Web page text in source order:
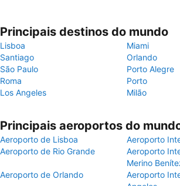
Principais destinos do mundo
Lisboa
Miami
Santiago
Orlando
São Paulo
Porto Alegre
Roma
Porto
Los Angeles
Milão
Principais aeroportos do
Aeroporto de Lisboa
Aeroporto
Aeroporto de Rio Grande
Aeroporto
Merino
Aeroporto de Orlando
Aeroporto